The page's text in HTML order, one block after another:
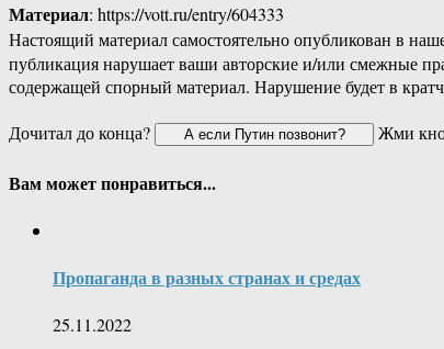
Материал: https://vott.ru/entry/604333
Настоящий материал самостоятельно опубликован в
публикация нарушает ваши авторские и/или смежные
содержащей спорный материал. Нарушение будет в
Дочитал до конца?
Жми
Вам может понравиться...
Пропаганда в разных странах и средах
25.11.2022